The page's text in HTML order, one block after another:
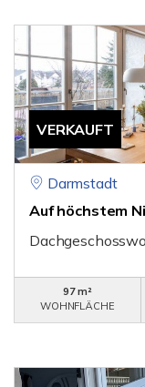
VERKAUFT
Darmstadt
Auf höchstem
97 m²
WOHNFLÄCHE